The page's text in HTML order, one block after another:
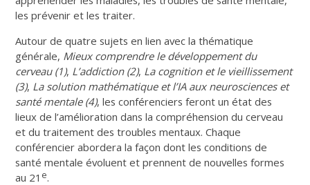
les prévenir et les traiter.
Autour de quatre sujets en lien avec la thématique
générale, Mieux comprendre le développement du
cerveau (1), L’addiction (2), La cognition et le vieillissement
(3), La solution mathématique et l’IA aux neurosciences et
santé mentale (4), les conférenciers feront un état des
lieux de l’amélioration dans la compréhension du cerveau
et du traitement des troubles mentaux. Chaque
conférencier abordera la façon dont les conditions de
santé mentale évoluent et prennent de nouvelles formes
au 21 e.